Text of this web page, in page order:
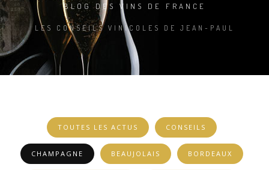
BLOG DES VINS DE FRANCE
LES CONSEILS VINICOLES DE JEAN-PAUL
TOUTES LES ACTUS CONSEILS
CHAMPAGNE BEAUJOLAIS BORDEAUX